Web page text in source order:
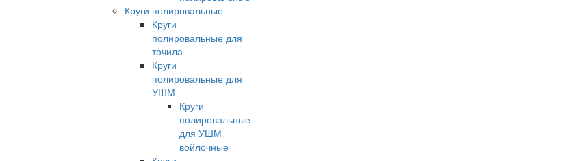
Круги полировальные
Круги
полировальные для
точила
Круги
полировальные для
УШМ
Круги
полировальные
для УШМ
войлочные